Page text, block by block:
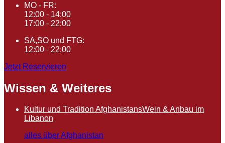
MO - FR:
12:00 - 14:00
17:00 - 22:00
SA,SO und FTG:
12:00 - 22:00
Jetzt Reservieren
Wissen & Weiteres
Kultur und Tradition AfghanistansWein & Anbau im
Libanon
alles über Afghanistan